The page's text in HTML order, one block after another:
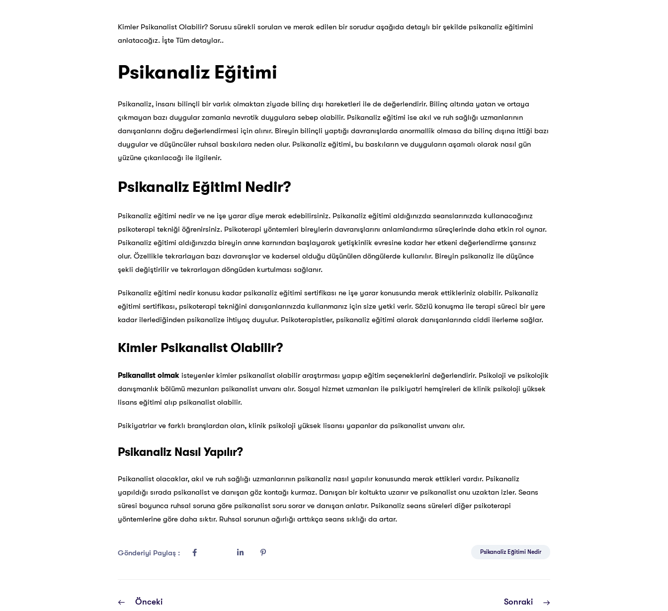
Kimler Psikanalist Olabilir? Sorusu sürekli sorulan ve merak edilen bir sorudur aşağıda detaylı bir şekilde psikanaliz eğitimini
anlatacağız. İşte Tüm detaylar..
Psikanaliz Eğitimi
Psikanaliz, insanı bilinçli bir varlık olmaktan ziyade bilinç dışı hareketleri ile de değerlendirir. Bilinç altında yatan ve ortaya
çıkmayan bazı duygular zamanla nevrotik duygulara sebep olabilir. Psikanaliz eğitimi ise akıl ve ruh sağlığı uzmanlarının
danışanlarını doğru değerlendirmesi için alınır. Bireyin bilinçli yaptığı davranışlarda anormallik olmasa da bilinç dışına ittiği bazı
duygular ve düşüncüler ruhsal baskılara neden olur. Psikanaliz eğitimi, bu baskıların ve duyguların aşamalı olarak nasıl gün
yüzüne çıkarılacağı ile ilgilenir.
Psikanaliz Eğitimi Nedir?
Psikanaliz eğitimi nedir ve ne işe yarar diye merak edebilirsiniz. Psikanaliz eğitimi aldığınızda seanslarınızda kullanacağınız
psikoterapi tekniği öğrenirsiniz. Psikoterapi yöntemleri bireylerin davranışlarını anlamlandırma süreçlerinde daha etkin rol oynar.
Psikanaliz eğitimi aldığınızda bireyin anne karnından başlayarak yetişkinlik evresine kadar her etkeni değerlendirme şansınız
olur. Özellikle tekrarlayan bazı davranışlar ve kadersel olduğu düşünülen döngülerde kullanılır. Bireyin psikanaliz ile düşünce
şekli değiştirilir ve tekrarlayan döngüden kurtulması sağlanır.
Psikanaliz eğitimi nedir konusu kadar psikanaliz eğitimi sertifikası ne işe yarar konusunda merak ettikleriniz olabilir. Psikanaliz
eğitimi sertifikası, psikoterapi tekniğini danışanlarınızda kullanmanız için size yetki verir. Sözlü konuşma ile terapi süreci bir yere
kadar ilerlediğinden psikanalize ihtiyaç duyulur. Psikoterapistler, psikanaliz eğitimi alarak danışanlarında ciddi ilerleme sağlar.
Kimler Psikanalist Olabilir?
Psikanalist olmak isteyenler kimler psikanalist olabilir araştırması yapıp eğitim seçeneklerini değerlendirir. Psikoloji ve psikolojik
danışmanlık bölümü mezunları psikanalist unvanı alır. Sosyal hizmet uzmanları ile psikiyatri hemşireleri de klinik psikoloji yüksek
lisans eğitimi alıp psikanalist olabilir.
Psikiyatrlar ve farklı branşlardan olan, klinik psikoloji yüksek lisansı yapanlar da psikanalist unvanı alır.
Psikanaliz Nasıl Yapılır?
Psikanalist olacaklar, akıl ve ruh sağlığı uzmanlarının psikanaliz nasıl yapılır konusunda merak ettikleri vardır. Psikanaliz
yapıldığı sırada psikanalist ve danışan göz kontağı kurmaz. Danışan bir koltukta uzanır ve psikanalist onu uzaktan izler. Seans
süresi boyunca ruhsal soruna göre psikanalist soru sorar ve danışan anlatır. Psikanaliz seans süreleri diğer psikoterapi
yöntemlerine göre daha sıktır. Ruhsal sorunun ağırlığı arttıkça seans sıklığı da artar.
Gönderiyi Paylaş : Psikanaliz Eğitimi Nedir
Önceki Sonraki